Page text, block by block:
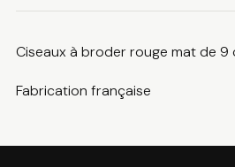
Ciseaux à broder rouge mat de 9
Fabrication française